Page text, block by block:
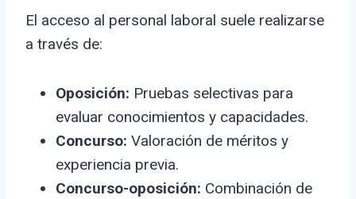
El acceso al personal laboral suele realizarse
a través de:
Oposición: Pruebas selectivas para
evaluar conocimientos y capacidades.
Concurso: Valoración de méritos y
experiencia previa.
Concurso-oposición: Combinación de